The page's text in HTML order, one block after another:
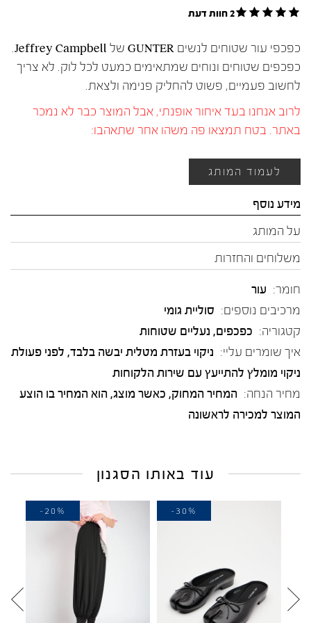
2 חוות דעת
כפכפי עור שטוחים לנשים GUNTER של Jeffrey Campbell.
כפכפים שטוחים ונוחים שמתאימים כמעט לכל לוק. לא צריך
לחשוב פעמיים, פשוט להחליק פנימה ולצאת.
לרוב אנחנו בעד איחור אופנתי, אבל המוצר כבר לא נמכר
באתר. בטח תמצאו פה משהו אחר שתאהבו:
לעמוד המותג
מידע נוסף
על המותג
משלוחים והחזרות
חומר: עור
מרכיבים נוספים: סוליית גומי
קטגוריה: כפכפים, נעליים שטוחות
איך שומרים עליי: ניקוי בעזרת מטלית יבשה בלבד, לפני פעולת
ניקוי מומלץ להתייעץ עם שירות הלקוחות
מחיר הנחה: המחיר המחוק, כאשר מוצג, הוא המחיר בו הוצע
המוצר למכירה לראשונה
עוד באותו הסגנון
-30%
-20%